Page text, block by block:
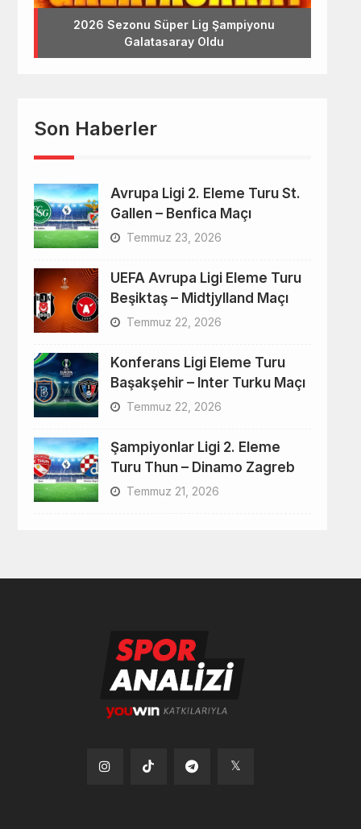
2026 Sezonu Süper Lig Şampiyonu
Galatasaray Oldu
Son Haberler
Avrupa Ligi 2. Eleme Turu St.
Gallen – Benfica Maçı
Temmuz 23, 2026
UEFA Avrupa Ligi Eleme Turu
Beşiktaş – Midtjylland Maçı
Temmuz 22, 2026
Konferans Ligi Eleme Turu
Başakşehir – Inter Turku Maçı
Temmuz 22, 2026
Şampiyonlar Ligi 2. Eleme
Turu Thun – Dinamo Zagreb
Temmuz 21, 2026
Tiktok